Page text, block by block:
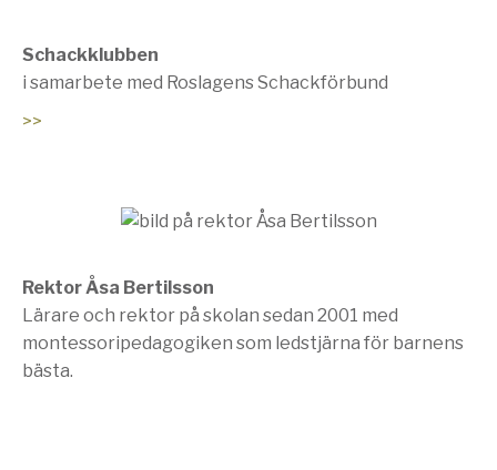
Schackklubben
i samarbete med Roslagens Schackförbund
>>
Rektor Åsa Bertilsson
Lärare och rektor på skolan sedan 2001 med
montessoripedagogiken som ledstjärna för barnens
bästa.